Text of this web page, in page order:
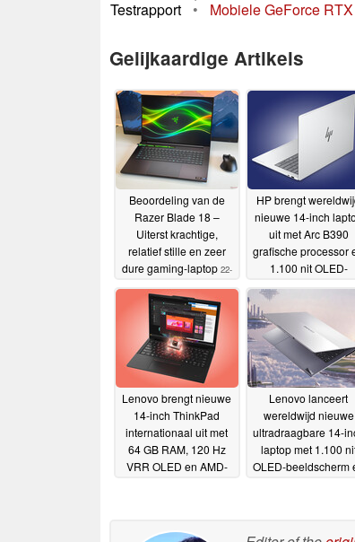
Testrapport
• Mobiele GeForce
Gelijkaardige Artikels
Beoordeling van de
Razer Blade 18 –
Uiterst krachtige,
relatief stille en zeer
dure gaming-laptop 22-
07-2026
HP brengt
nieuwe 14-inch
uit met Arc B390
grafische processor
1.100 nit OLED-
02-06-
Lenovo brengt nieuwe
14-inch ThinkPad
internationaal uit met
64 GB RAM, 120 Hz
VRR OLED en AMD-
Lenovo lanceert
wereldwijd nieuwe
ultradraagbare 14-
laptop met 1.100
OLED-beeldscherm